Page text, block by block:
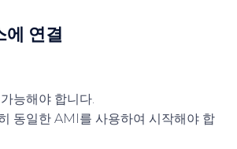
에 연결
능해야 합니다.
동일한 AMI를 사용하여 시작해야 합